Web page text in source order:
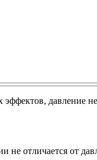
давление
не отличается от